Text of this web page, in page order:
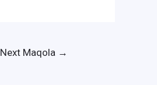
Next Maqola →